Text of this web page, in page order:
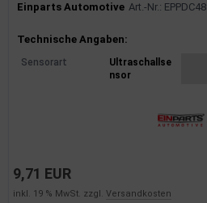
Einparts Automotive Art.-Nr.: EPPDC48
Produktinformationen
Technische Angaben:
Sensorart
Ultraschallse
nsor
9,71 EUR
inkl. 19 % MwSt. zzgl. Versandkosten